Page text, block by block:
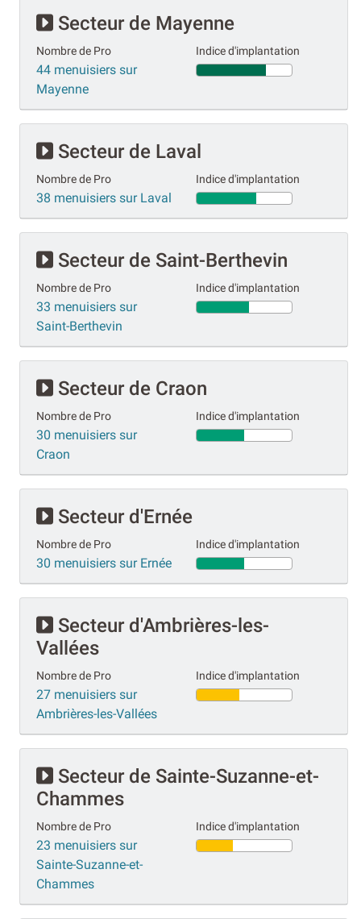
Secteur de Mayenne
Nombre de Pro
44 menuisiers sur
Mayenne
Indice d'implantation
Secteur de Laval
Nombre de Pro
38 menuisiers sur Laval
Indice d'implantation
Secteur de Saint-Berthevin
Nombre de Pro
33 menuisiers sur
Saint-Berthevin
Indice d'implantation
Secteur de Craon
Nombre de Pro
30 menuisiers sur
Craon
Indice d'implantation
Secteur d'Ernée
Nombre de Pro
30 menuisiers sur Ernée
Indice d'implantation
Secteur d'Ambrières-les-
Vallées
Nombre de Pro
27 menuisiers sur
Ambrières-les-Vallées
Indice d'implantation
Secteur de Sainte-Suzanne-et-
Chammes
Nombre de Pro
23 menuisiers sur
Sainte-Suzanne-et-
Chammes
Indice d'implantation